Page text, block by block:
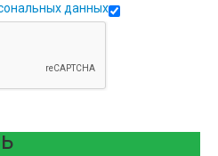
данных